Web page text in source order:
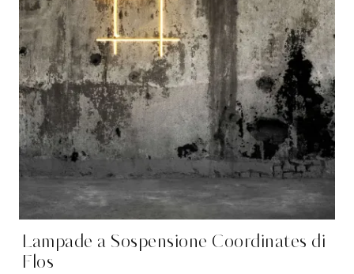
Lampade a Sospensione Coordinates di
Flos